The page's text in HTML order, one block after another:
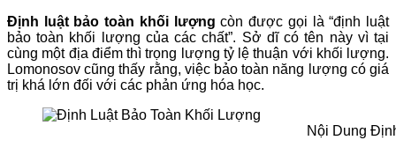
Định luật bảo toàn khối lượng còn được gọi là “định luật
bảo toàn khối lượng của các chất”. Sở dĩ có tên này vì tại
cùng một địa điểm thì trọng lượng tỷ lệ thuận với khối lượng.
Lomonosov cũng thấy rằng, việc bảo toàn năng lượng có giá
trị khá lớn đối với các phản ứng hóa học.
Nội Dung